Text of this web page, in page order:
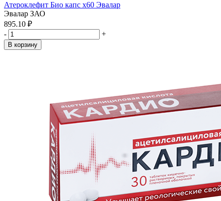
Атероклефит Био капс x60 Эвалар
Эвалар ЗАО
895.10 ₽
-
+
В корзину